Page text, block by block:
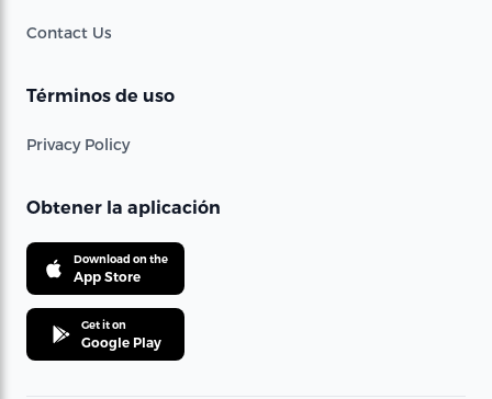
Contact Us
Términos de uso
Privacy Policy
Obtener la aplicación
Download on the
App Store
Get it on
Google Play